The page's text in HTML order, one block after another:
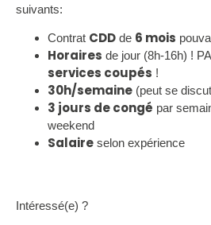
suivants:
Contrat CDD de 6 mois
Horaires de jour (8h-16h) !
services coupés !
30h/semaine (peut se
3 jours de congé par
weekend
Salaire selon expérience
Intéressé(e) ?